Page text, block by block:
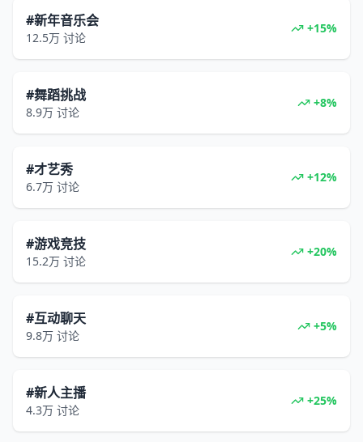
#新年音乐会
12.5万 讨论
+15%
#舞蹈挑战
8.9万 讨论
+8%
#才艺秀
6.7万 讨论
+12%
#游戏竞技
15.2万 讨论
+20%
#互动聊天
9.8万 讨论
+5%
#新人主播
4.3万 讨论
+25%